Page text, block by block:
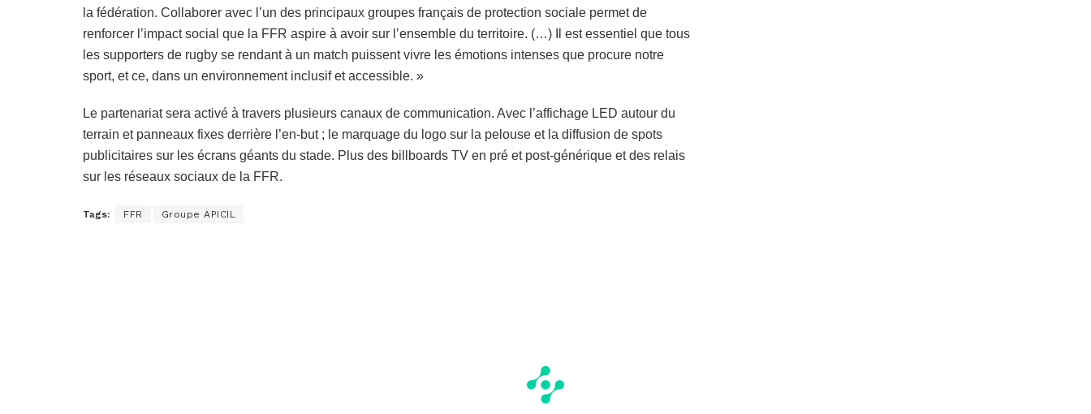
la fédération. Collaborer avec l’un des principaux groupes français de protection sociale permet de
renforcer l’impact social que la FFR aspire à avoir sur l’ensemble du territoire. (…) Il est essentiel que tous
les supporters de rugby se rendant à un match puissent vivre les émotions intenses que procure notre
sport, et ce, dans un environnement inclusif et accessible. »
Le partenariat sera activé à travers plusieurs canaux de communication. Avec l’affichage LED autour du
terrain et panneaux fixes derrière l’en-but ; le marquage du logo sur la pelouse et la diffusion de spots
publicitaires sur les écrans géants du stade. Plus des billboards TV en pré et post-générique et des relais
sur les réseaux sociaux de la FFR.
Tags: FFR Groupe APICIL